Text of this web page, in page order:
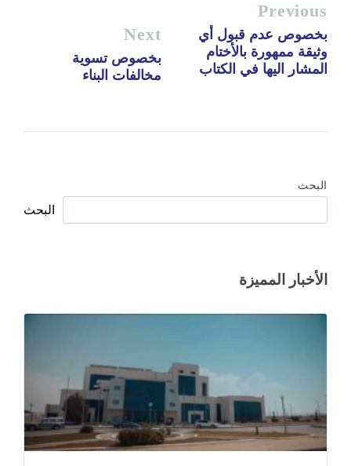
Previous
بخصوص عدم قبول أي
وثيقة ممهورة بالأختام
المشار اليها في الكتاب
Next
بخصوص تسوية
مخالفات البناء
البحث
البحث
الأخبار المميزة